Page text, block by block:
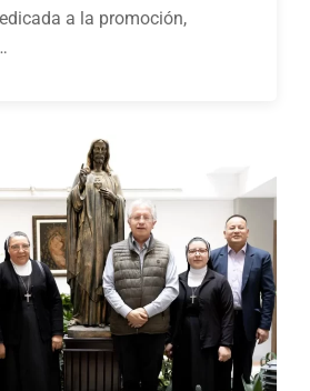
a la promoción,